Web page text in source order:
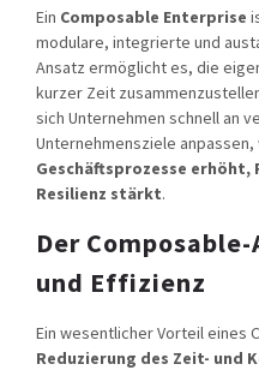
Ein Composable Enterprise
modulare, integrierte und
Ansatz ermöglicht es, die
kurzer Zeit
sich Unternehmen schnell an
Unternehmensziele anpassen,
Geschäftsprozesse erhöht,
Resilienz stärkt.
Der
und Effizienz
Ein wesentlicher Vorteil eines
Reduzierung des Zeit- und